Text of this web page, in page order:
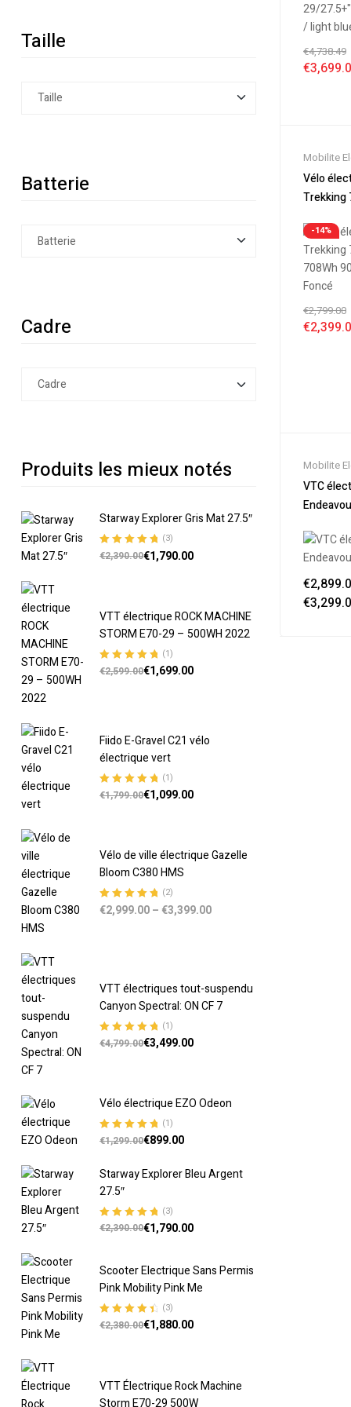
€4,738.49
€
Mobilite
Soldes,
Electrique
Vélo
Trekking
Foncé
-14%
€2,799.00
€
Mobilite
Soldes,
VTC
€
€
Taille
Batterie
Cadre
Produits les mieux notés
Starway Explorer Gris Mat 27.5″
Note5.00sur
(3)
€2,390.00€1,790.00
VTT électrique ROCK MACHINE
STORM E70-29 – 500WH 2022
Note5.00sur
(1)
€2,599.00€1,699.00
Fiido E-Gravel C21 vélo
électrique vert
Note5.00sur
(1)
€1,799.00€1,099.00
Vélo de ville électrique Gazelle
Bloom C380 HMS
Note5.00 sur
(2)
€2,999.00– €3,399.00
VTT électriques tout-suspendu
Canyon Spectral: ON CF 7
Note5.00sur
(1)
€4,799.00€3,499.00
Vélo électrique EZO Odeon
Note5.00sur
(1)
€1,299.00€899.00
Starway Explorer Bleu Argent
27.5″
Note5.00sur
(3)
€2,390.00€1,790.00
Scooter Electrique Sans Permis
Pink Mobility Pink Me
Note4.67
(3)
€2,380.00€1,880.00
VTT Électrique Rock Machine
Storm E70-29 500W